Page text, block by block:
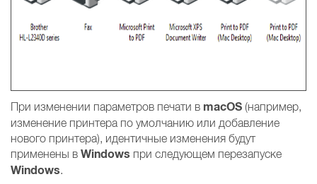
При изменении параметров печати в macOS (например,
изменение принтера по умолчанию или добавление
нового принтера), идентичные изменения будут
применены в Windows при следующем перезапуске
Windows.